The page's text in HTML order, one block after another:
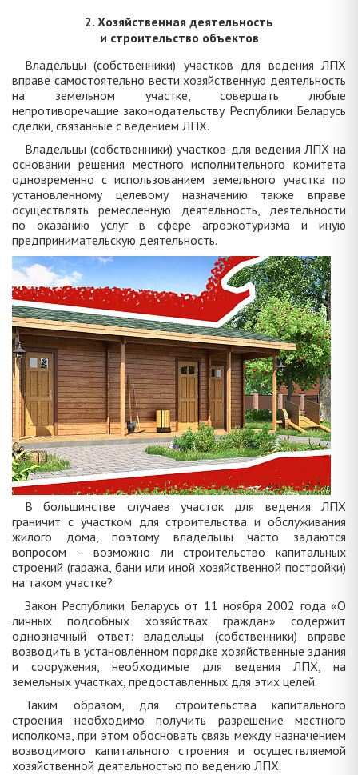
2. Хозяйственная деятельность
и строительство объектов
Владельцы (собственники) участков для ведения ЛПХ
вправе самостоятельно вести хозяйственную деятельность
на земельном участке, совершать любые
непротиворечащие законодательству Республики Беларусь
сделки, связанные с ведением ЛПХ.
Владельцы (собственники) участков для ведения ЛПХ на
основании решения местного исполнительного комитета
одновременно с использованием земельного участка по
установленному целевому назначению также вправе
осуществлять ремесленную деятельность, деятельности
по оказанию услуг в сфере агроэкотуризма и иную
предпринимательскую деятельность.
В большинстве случаев участок для ведения ЛПХ
граничит с участком для строительства и обслуживания
жилого дома, поэтому владельцы часто задаются
вопросом – возможно ли строительство капитальных
строений (гаража, бани или иной хозяйственной постройки)
на таком участке?
Закон Республики Беларусь от 11 ноября 2002 года «О
личных подсобных хозяйствах граждан» содержит
однозначный ответ: владельцы (собственники) вправе
возводить в установленном порядке хозяйственные здания
и сооружения, необходимые для ведения ЛПХ, на
земельных участках, предоставленных для этих целей.
Таким образом, для строительства капитального
строения необходимо получить разрешение местного
исполкома, при этом обосновать связь между назначением
возводимого капитального строения и осуществляемой
хозяйственной деятельностью по ведению ЛПХ.